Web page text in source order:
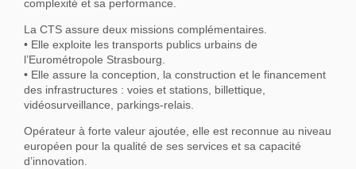
complexité et sa performance.
La CTS assure deux missions complémentaires.
• Elle exploite les transports publics urbains de
l’Eurométropole Strasbourg.
• Elle assure la conception, la construction et le financement
des infrastructures : voies et stations, billettique,
vidéosurveillance, parkings-relais.
Opérateur à forte valeur ajoutée, elle est reconnue au niveau
européen pour la qualité de ses services et sa capacité
d’innovation.